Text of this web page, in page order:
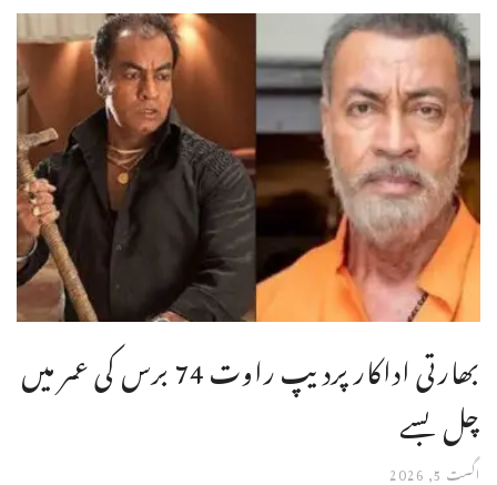
بھارتی اداکار پردیپ راوت 74 برس کی عمر میں
چل بسے
اگست 5, 2026